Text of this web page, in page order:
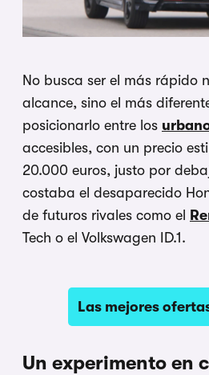
No busca ser el más rápido
alcance, sino el más
posicionarlo entre los
accesibles, con un precio
20.000 euros, justo por
costaba el desaparecido
de futuros rivales como el
Tech o el Volkswagen ID.1.
Las mejores
Un experimento en